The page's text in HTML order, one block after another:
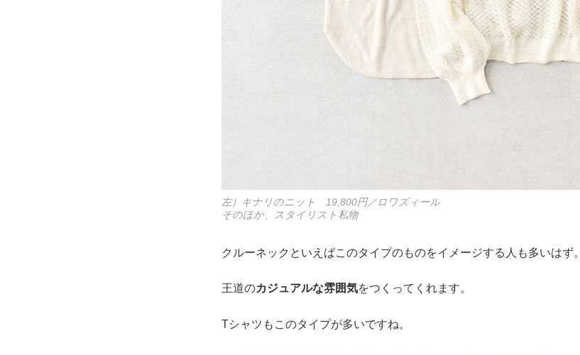
左）キナリのニット 19,800円／ロワズィール
そのほか、スタイリスト私物
クルーネックといえばこのタイプのものをイメージする人も多いはず。
王道のカジュアルな雰囲気をつくってくれます。
Tシャツもこのタイプが多いですね。